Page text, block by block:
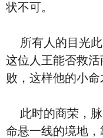
状不可。
所有人的目光此
这位人王能否救
败，这样他的小命
此时的商荣，脉
命悬一线的境地